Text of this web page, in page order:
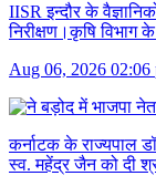
IISR इन्दौर के
निरीक्षण।कृषि
Aug 06, 2026 02:06
कर्नाटक के राज्यपाल
स्व. महेंद्र जैन को दी